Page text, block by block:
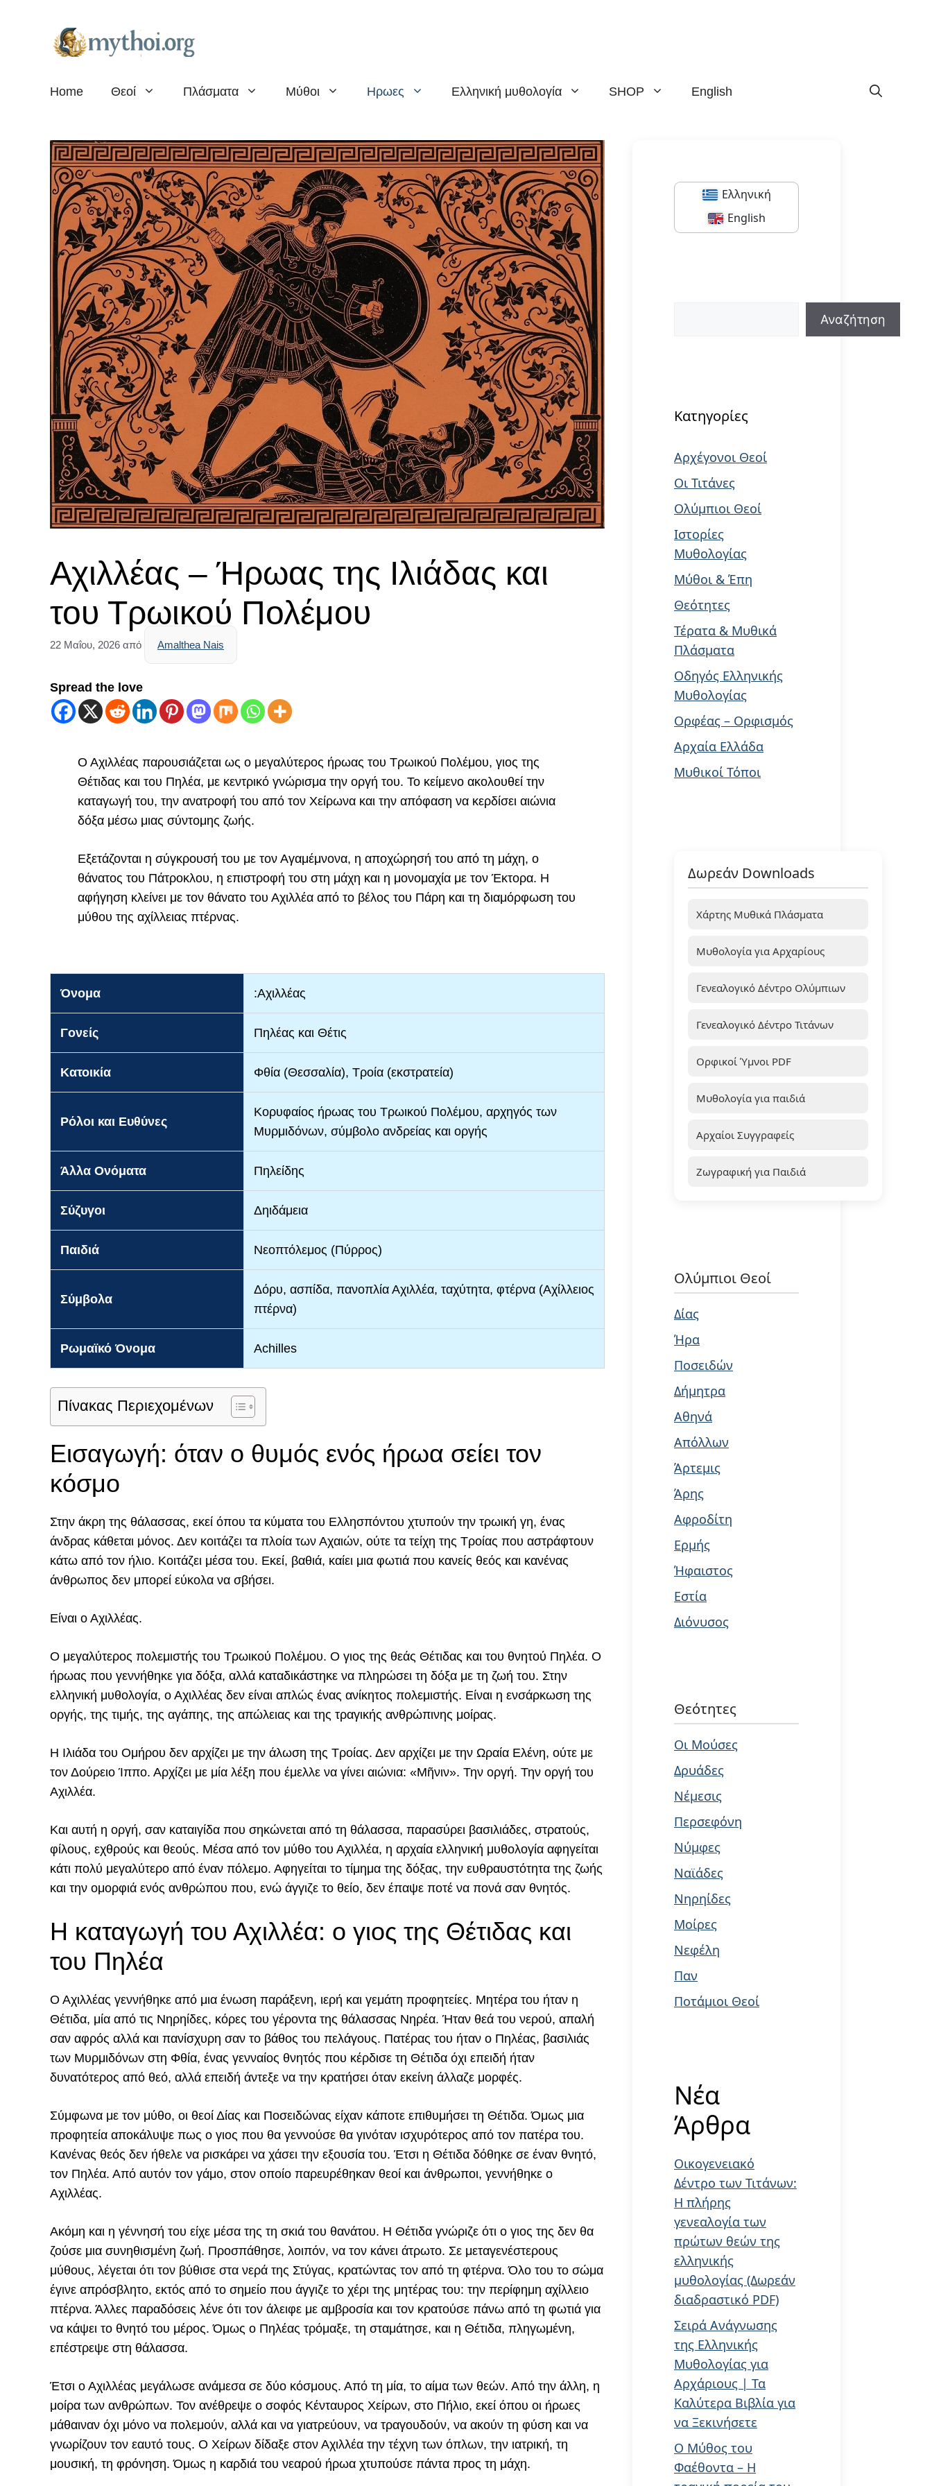
Home Θεοί Πλάσματα Μύθοι Ηρωες Ελληνική μυθολογία SHOP English
Αχιλλέας – Ήρωας της Ιλιάδας και
του Τρωικού Πολέμου
22 Μαΐου, 2026 από Amalthea Nais
Spread the love
Ο Αχιλλέας παρουσιάζεται ως ο μεγαλύτερος ήρωας του Τρωικού Πολέμου, γιος της
Θέτιδας και του Πηλέα, με κεντρικό γνώρισμα την οργή του. Το κείμενο ακολουθεί την
καταγωγή του, την ανατροφή του από τον Χείρωνα και την απόφαση να κερδίσει αιώνια
δόξα μέσω μιας σύντομης ζωής.
Εξετάζονται η σύγκρουσή του με τον Αγαμέμνονα, η αποχώρησή του από τη μάχη, ο
θάνατος του Πάτροκλου, η επιστροφή του στη μάχη και η μονομαχία με τον Έκτορα. Η
αφήγηση κλείνει με τον θάνατο του Αχιλλέα από το βέλος του Πάρη και τη διαμόρφωση του
μύθου της αχίλλειας πτέρνας.
Όνομα :Αχιλλέας
Γονείς Πηλέας και Θέτις
Κατοικία Φθία (Θεσσαλία), Τροία (εκστρατεία)
Ρόλοι και Ευθύνες
Κορυφαίος ήρωας του Τρωικού Πολέμου, αρχηγός των
Μυρμιδόνων, σύμβολο ανδρείας και οργής
Άλλα Ονόματα Πηλείδης
Σύζυγοι Δηιδάμεια
Παιδιά Νεοπτόλεμος (Πύρρος)
Σύμβολα
Δόρυ, ασπίδα, πανοπλία Αχιλλέα, ταχύτητα, φτέρνα (Αχίλλειος
πτέρνα)
Ρωμαϊκό Όνομα Achilles
Πίνακας Περιεχομένων
Εισαγωγή: όταν ο θυμός ενός ήρωα σείει τον
κόσμο
Στην άκρη της θάλασσας, εκεί όπου τα κύματα του Ελλησπόντου χτυπούν την τρωική γη, ένας
άνδρας κάθεται μόνος. Δεν κοιτάζει τα πλοία των Αχαιών, ούτε τα τείχη της Τροίας που αστράφτουν
κάτω από τον ήλιο. Κοιτάζει μέσα του. Εκεί, βαθιά, καίει μια φωτιά που κανείς θεός και κανένας
άνθρωπος δεν μπορεί εύκολα να σβήσει.
Είναι ο Αχιλλέας.
Ο μεγαλύτερος πολεμιστής του Τρωικού Πολέμου. Ο γιος της θεάς Θέτιδας και του θνητού Πηλέα. Ο
ήρωας που γεννήθηκε για δόξα, αλλά καταδικάστηκε να πληρώσει τη δόξα με τη ζωή του. Στην
ελληνική μυθολογία, ο Αχιλλέας δεν είναι απλώς ένας ανίκητος πολεμιστής. Είναι η ενσάρκωση της
οργής, της τιμής, της αγάπης, της απώλειας και της τραγικής ανθρώπινης μοίρας.
Η Ιλιάδα του Ομήρου δεν αρχίζει με την άλωση της Τροίας. Δεν αρχίζει με την Ωραία Ελένη, ούτε με
τον Δούρειο Ίππο. Αρχίζει με μία λέξη που έμελλε να γίνει αιώνια: «Μῆνιν». Την οργή. Την οργή του
Αχιλλέα.
Και αυτή η οργή, σαν καταιγίδα που σηκώνεται από τη θάλασσα, παρασύρει βασιλιάδες, στρατούς,
φίλους, εχθρούς και θεούς. Μέσα από τον μύθο του Αχιλλέα, η αρχαία ελληνική μυθολογία αφηγείται
κάτι πολύ μεγαλύτερο από έναν πόλεμο. Αφηγείται το τίμημα της δόξας, την ευθραυστότητα της ζωής
και την ομορφιά ενός ανθρώπου που, ενώ άγγιζε το θείο, δεν έπαψε ποτέ να πονά σαν θνητός.
Η καταγωγή του Αχιλλέα: ο γιος της Θέτιδας και
του Πηλέα
Ο Αχιλλέας γεννήθηκε από μια ένωση παράξενη, ιερή και γεμάτη προφητείες. Μητέρα του ήταν η
Θέτιδα, μία από τις Νηρηίδες, κόρες του γέροντα της θάλασσας Νηρέα. Ήταν θεά του νερού, απαλή
σαν αφρός αλλά και πανίσχυρη σαν το βάθος του πελάγους. Πατέρας του ήταν ο Πηλέας, βασιλιάς
των Μυρμιδόνων στη Φθία, ένας γενναίος θνητός που κέρδισε τη Θέτιδα όχι επειδή ήταν
δυνατότερος από θεό, αλλά επειδή άντεξε να την κρατήσει όταν εκείνη άλλαζε μορφές.
Σύμφωνα με τον μύθο, οι θεοί Δίας και Ποσειδώνας είχαν κάποτε επιθυμήσει τη Θέτιδα. Όμως μια
προφητεία αποκάλυψε πως ο γιος που θα γεννούσε θα γινόταν ισχυρότερος από τον πατέρα του.
Κανένας θεός δεν ήθελε να ρισκάρει να χάσει την εξουσία του. Έτσι η Θέτιδα δόθηκε σε έναν θνητό,
τον Πηλέα. Από αυτόν τον γάμο, στον οποίο παρευρέθηκαν θεοί και άνθρωποι, γεννήθηκε ο
Αχιλλέας.
Ακόμη και η γέννησή του είχε μέσα της τη σκιά του θανάτου. Η Θέτιδα γνώριζε ότι ο γιος της δεν θα
ζούσε μια συνηθισμένη ζωή. Προσπάθησε, λοιπόν, να τον κάνει άτρωτο. Σε μεταγενέστερους
μύθους, λέγεται ότι τον βύθισε στα νερά της Στύγας, κρατώντας τον από τη φτέρνα. Όλο του το σώμα
έγινε απρόσβλητο, εκτός από το σημείο που άγγιζε το χέρι της μητέρας του: την περίφημη αχίλλειο
πτέρνα. Άλλες παραδόσεις λένε ότι τον άλειφε με αμβροσία και τον κρατούσε πάνω από τη φωτιά για
να κάψει το θνητό του μέρος. Όμως ο Πηλέας τρόμαξε, τη σταμάτησε, και η Θέτιδα, πληγωμένη,
επέστρεψε στη θάλασσα.
Έτσι ο Αχιλλέας μεγάλωσε ανάμεσα σε δύο κόσμους. Από τη μία, το αίμα των θεών. Από την άλλη, η
μοίρα των ανθρώπων. Τον ανέθρεψε ο σοφός Κένταυρος Χείρων, στο Πήλιο, εκεί όπου οι ήρωες
μάθαιναν όχι μόνο να πολεμούν, αλλά και να γιατρεύουν, να τραγουδούν, να ακούν τη φύση και να
γνωρίζουν τον εαυτό τους. Ο Χείρων δίδαξε στον Αχιλλέα την τέχνη των όπλων, την ιατρική, τη
μουσική, τη φρόνηση. Όμως η καρδιά του νεαρού ήρωα χτυπούσε πάντα προς τη μάχη.
Ελληνική
English
Αναζήτηση
Κατηγορίες
Αρχέγονοι Θεοί
Οι Τιτάνες
Ολύμπιοι Θεοί
Ιστορίες
Μυθολογίας
Μύθοι & Έπη
Θεότητες
Τέρατα & Μυθικά
Πλάσματα
Οδηγός Ελληνικής
Μυθολογίας
Ορφέας – Ορφισμός
Αρχαία Ελλάδα
Μυθικοί Τόποι
Δωρεάν Downloads
Χάρτης Μυθικά Πλάσματα
Μυθολογία για Αρχαρίους
Γενεαλογικό Δέντρο Ολύμπιων
Γενεαλογικό Δέντρο Τιτάνων
Ορφικοί Ύμνοι PDF
Μυθολογία για παιδιά
Αρχαίοι Συγγραφείς
Ζωγραφική για Παιδιά
Ολύμπιοι Θεοί
Δίας
Ήρα
Ποσειδών
Δήμητρα
Αθηνά
Απόλλων
Άρτεμις
Άρης
Αφροδίτη
Ερμής
Ήφαιστος
Εστία
Διόνυσος
Θεότητες
Οι Μούσες
Δρυάδες
Νέμεσις
Περσεφόνη
Νύμφες
Ναϊάδες
Νηρηίδες
Μοίρες
Νεφέλη
Παν
Ποτάμιοι Θεοί
Νέα
Άρθρα
Οικογενειακό
Δέντρο των Τιτάνων:
Η πλήρης
γενεαλογία των
πρώτων θεών της
ελληνικής
μυθολογίας (Δωρεάν
διαδραστικό PDF)
Σειρά Ανάγνωσης
της Ελληνικής
Μυθολογίας για
Αρχάριους | Τα
Καλύτερα Βιβλία για
να Ξεκινήσετε
Ο Μύθος του
Φαέθοντα – Η